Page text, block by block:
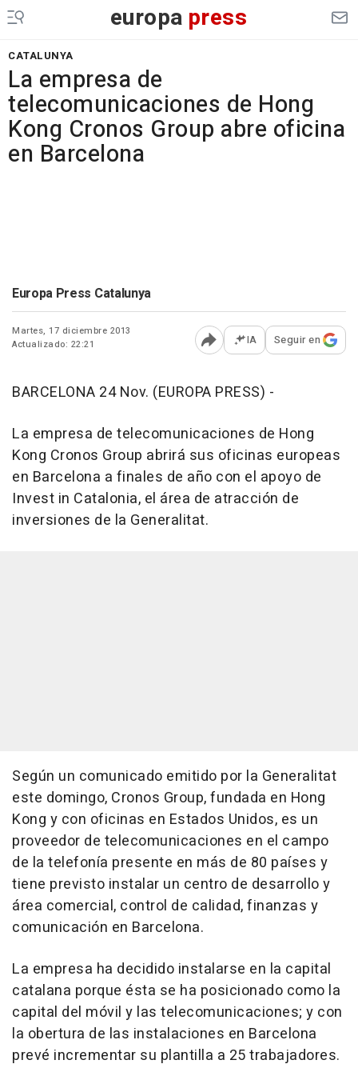
europa press
CATALUNYA
La empresa de
telecomunicaciones de Hong
Kong Cronos Group abre oficina
en Barcelona
Europa Press Catalunya
Martes, 17 diciembre 2013
Actualizado: 22:21
Abrir opciones para
IA Seguir en
BARCELONA 24 Nov. (EUROPA PRESS) -
La empresa de telecomunicaciones de Hong
Kong Cronos Group abrirá sus oficinas europeas
en Barcelona a finales de año con el apoyo de
Invest in Catalonia, el área de atracción de
inversiones de la Generalitat.
Según un comunicado emitido por la Generalitat
este domingo, Cronos Group, fundada en Hong
Kong y con oficinas en Estados Unidos, es un
proveedor de telecomunicaciones en el campo
de la telefonía presente en más de 80 países y
tiene previsto instalar un centro de desarrollo y
área comercial, control de calidad, finanzas y
comunicación en Barcelona.
La empresa ha decidido instalarse en la capital
catalana porque ésta se ha posicionado como la
capital del móvil y las telecomunicaciones; y con
la obertura de las instalaciones en Barcelona
prevé incrementar su plantilla a 25 trabajadores.